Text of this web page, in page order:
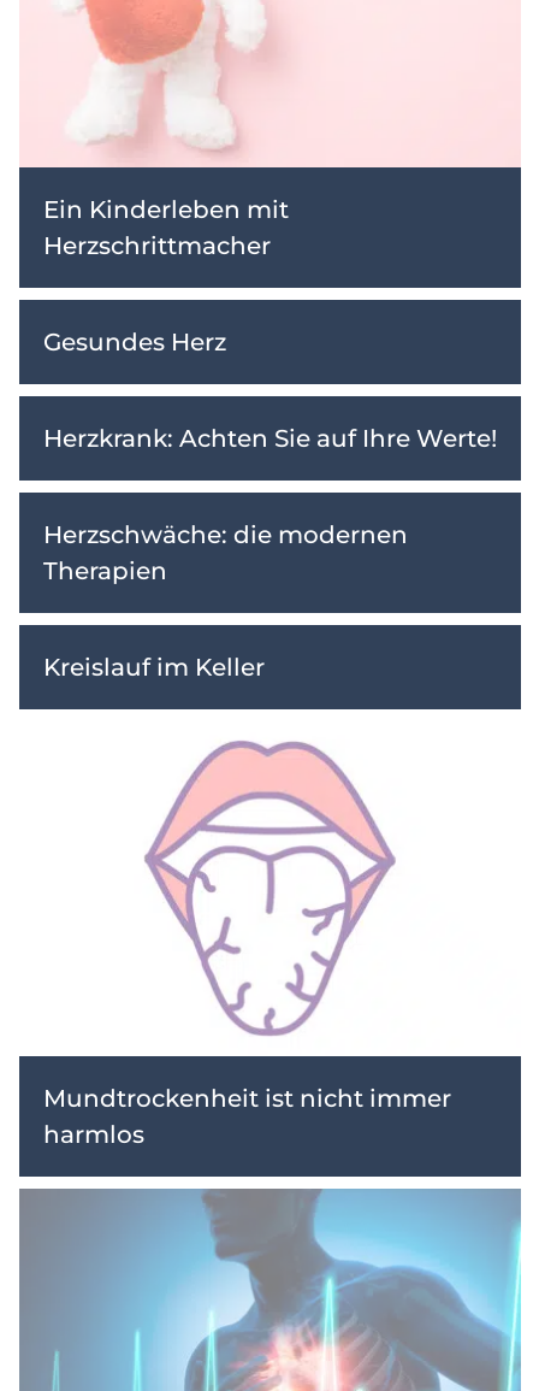
Ein Kinderleben mit
Herzschrittmacher
Gesundes Herz
Herzkrank: Achten Sie auf Ihre Werte!
Herzschwäche: die modernen
Therapien
Kreislauf im Keller
Mundtrockenheit ist nicht immer
harmlos